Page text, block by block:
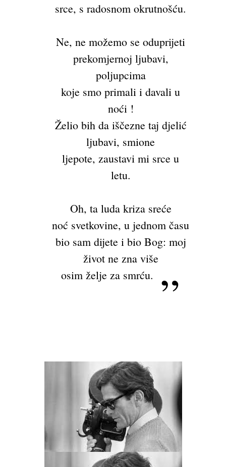
srce, s radosnom okrutnošću.
Ne, ne možemo se oduprijeti
prekomjernoj ljubavi,
poljupcima
koje smo primali i davali u
noći !
Želio bih da iščezne taj djelić
ljubavi, smione
ljepote, zaustavi mi srce u
letu.
Oh, ta luda kriza sreće
noć svetkovine, u jednom času
bio sam dijete i bio Bog: moj
život ne zna više
osim želje za smrću.